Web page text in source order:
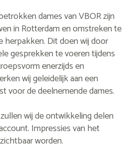
dames van VBOR zijn
in Rotterdam en omstreken te
Dit doen wij door
gesprekken te voeren tijdens
enerzijds en
wij geleidelijk aan een
voor de deelnemende dames.
wij de ontwikkeling delen
Impressies van het
worden.